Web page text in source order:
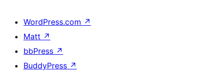
WordPress.com ↗
Matt ↗
bbPress ↗
BuddyPress ↗